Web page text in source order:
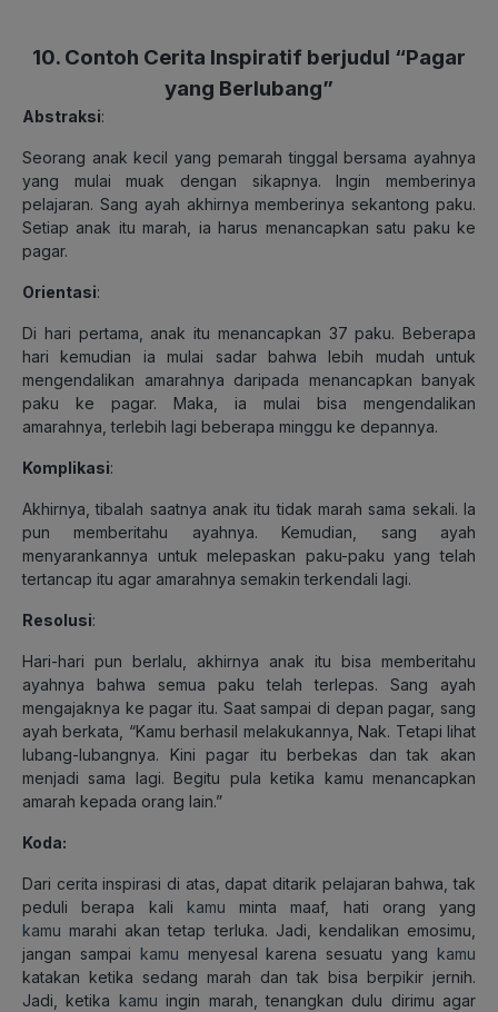
10. Contoh Cerita Inspiratif berjudul “Pagar
yang Berlubang”
Abstraksi:
Seorang anak kecil yang pemarah tinggal bersama ayahnya
yang mulai muak dengan sikapnya. Ingin memberinya
pelajaran. Sang ayah akhirnya memberinya sekantong paku.
Setiap anak itu marah, ia harus menancapkan satu paku ke
pagar.
Orientasi:
Di hari pertama, anak itu menancapkan 37 paku. Beberapa
hari kemudian ia mulai sadar bahwa lebih mudah untuk
mengendalikan amarahnya daripada menancapkan banyak
paku ke pagar. Maka, ia mulai bisa mengendalikan
amarahnya, terlebih lagi beberapa minggu ke depannya.
Komplikasi:
Akhirnya, tibalah saatnya anak itu tidak marah sama sekali. Ia
pun memberitahu ayahnya. Kemudian, sang ayah
menyarankannya untuk melepaskan paku-paku yang telah
tertancap itu agar amarahnya semakin terkendali lagi.
Resolusi:
Hari-hari pun berlalu, akhirnya anak itu bisa memberitahu
ayahnya bahwa semua paku telah terlepas. Sang ayah
mengajaknya ke pagar itu. Saat sampai di depan pagar, sang
ayah berkata, “Kamu berhasil melakukannya, Nak. Tetapi lihat
lubang-lubangnya. Kini pagar itu berbekas dan tak akan
menjadi sama lagi. Begitu pula ketika kamu menancapkan
amarah kepada orang lain.”
Koda:
Dari cerita inspirasi di atas, dapat ditarik pelajaran bahwa, tak
peduli berapa kali kamu minta maaf, hati orang yang
kamu marahi akan tetap terluka. Jadi, kendalikan emosimu,
jangan sampai kamu menyesal karena sesuatu yang kamu
katakan ketika sedang marah dan tak bisa berpikir jernih.
Jadi, ketika kamu ingin marah, tenangkan dulu dirimu agar